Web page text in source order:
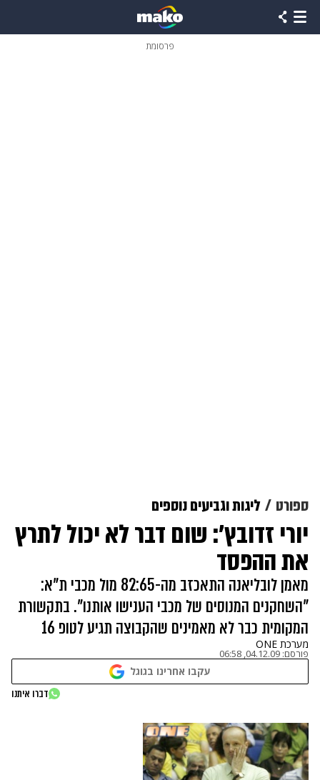
פרסומת
ספורט ליגות וגביעים נוספים
יורי זדובץ': שום דבר לא יכול לתרץ
את ההפסד
מאמן לובליאנה התאכזב מה-82:65 מול מכבי ת"א:
"השחקנים המנוסים של מכבי הענישו אותנו". בתקשורת
המקומית כבר לא מאמינים שהקבוצה תגיע לטופ 16
מערכת ONE
פורסם: 04.12.09, 06:58
עקבו אחרינו בגוגל
דברו איתנו